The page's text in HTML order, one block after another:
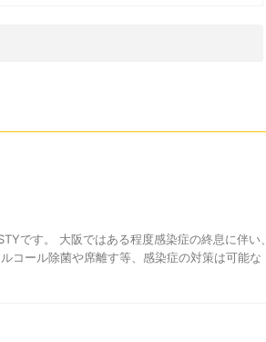
です。 大阪ではある程度感染症の終息に伴い、
コール除菌や席離す等、感染症の対策は可能な